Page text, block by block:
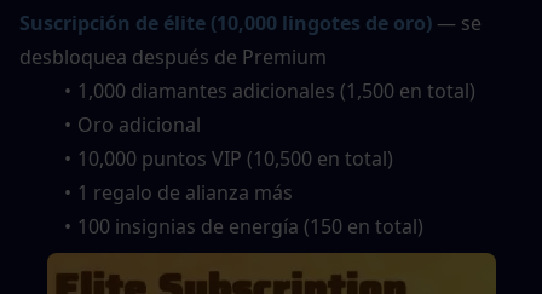
Suscripción de élite (10,000 lingotes de oro) — se
desbloquea después de Premium
1,000 diamantes adicionales (1,500 en total)
Oro adicional
10,000 puntos VIP (10,500 en total)
1 regalo de alianza más
100 insignias de energía (150 en total)